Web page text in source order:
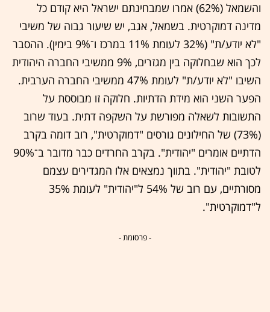
והשמאל (62%) אמרו שמבחינתם ישראל היא קודם כל
מדינה דמוקרטית. בשמאל, אגב, יש שיעור גבוה של משיבי
"לא יודע/ת" (32% לעומת 11% במרכז ו־9% בימין). ההסבר
לכך הוא שבחלוקה בין מגזרים, 9% ממשיבי החברה היהודית
השיבו "לא יודע/ת" לעומת 47% ממשיבי החברה הערבית.
הפער השני הוא מידת הדתיות. חלוקה זו מבוססת על
התשובות לשאלה מפורשת על השקפה דתית. בעוד שרוב
(73%) של החילונים גורסים "דמוקרטית", רוב דומה בקרב
הדתיים אומרים "יהודית". בקרב החרדים כבר מדובר ב־90%
לטובת "יהודית". בתווך נמצאים אלו המגדירים עצמם
מסורתיים, עם רוב של 54% ל"יהודית" לעומת 35%
ל"דמוקרטית".
- פרסומת -